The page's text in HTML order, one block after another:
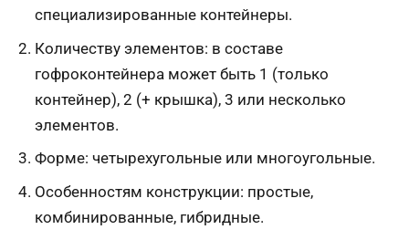
специализированные контейнеры.
Количеству элементов: в составе
гофроконтейнера может быть 1 (только
контейнер), 2 (+ крышка), 3 или несколько
элементов.
Форме: четырехугольные или многоугольные.
Особенностям конструкции: простые,
комбинированные, гибридные.